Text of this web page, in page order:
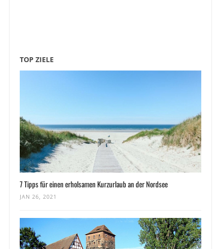
TOP ZIELE
7 Tipps für einen erholsamen Kurzurlaub an der Nordsee
JAN 26, 2021